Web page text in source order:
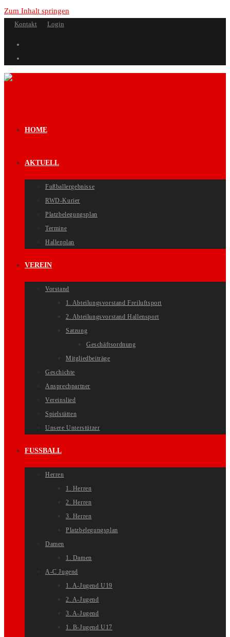
Zum Inhalt springen
Kontakt Login
HOME
AKTUELL
Fußballergebnisse
RWD-Kurier
Platzbelegungsplan
Termine
Hallenplan
VEREIN
Vorstand
1. Abteilungsvorstand Freiluftsport
2. Abteilungsvorstand Hallensport
Satzung
Geschäftsordnung
Mitgliedbeiträge
Geschichte
Ansprechpartner
Vereinslied
Spielstätten
Unsere Unterstützer
FUSSBALL
Herren
1. Herren
2. Herren
3. Herren
Platzbelegungsplan
Damen
1. Damen
A-C Jugend
1. A-Jugend U19
2. A-Jugend
3. A-Jugend
1. B-Jugend U17